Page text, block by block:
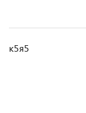
к5я5